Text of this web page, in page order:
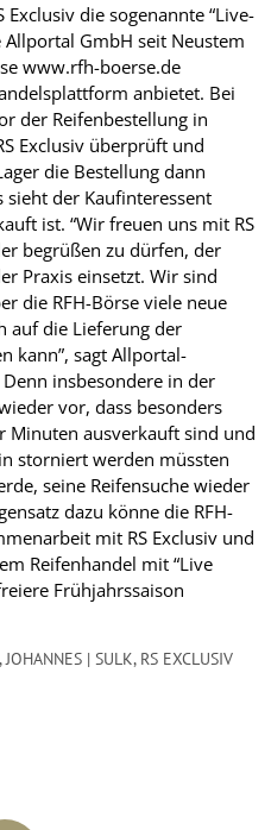
Exclusiv die sogenannte“Live-
GmbH seit Neustem
www.rfh-boerse.de
anbietet. Bei
der Reifenbestellung in
Exclusiv überprüft und
die Bestellung dann
der Kaufinteressent
ist. “Wir freuen uns mit RS
begrüßen zu dürfen, der
Praxis einsetzt. Wir sind
die RFH-Börse viele neue
auf die Lieferung der
kann”, sagt Allportal-
insbesondere in der
vor, dass besonders
Minuten ausverkauft sind und
storniert werden müssten
seine Reifensuche wieder
dazu könne die RFH-
mit RS Exclusiv und
Reifenhandel mit “Live
Frühjahrssaison
, JOHANNES | SULK, RS EXCLUSIV